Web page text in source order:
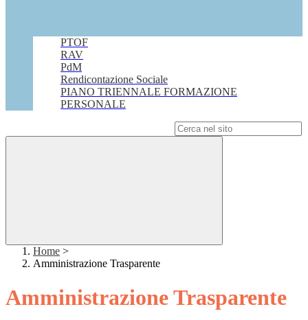
PTOF
RAV
PdM
Rendicontazione Sociale
PIANO TRIENNALE FORMAZIONE
PERSONALE
Home >
Amministrazione Trasparente
Amministrazione Trasparente